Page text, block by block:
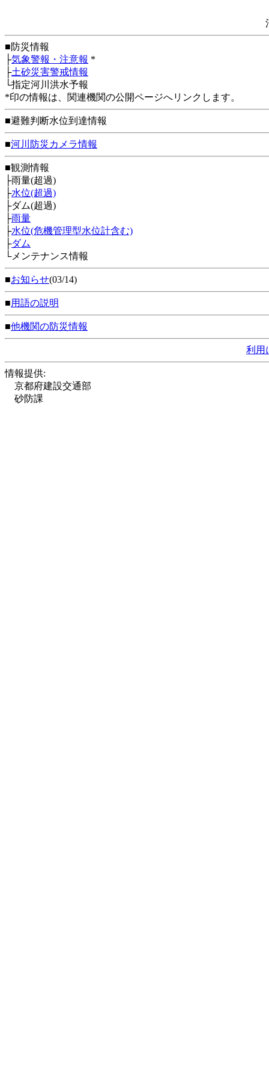
■防災情報
├気象警報・注意報 *
├土砂災害警戒情報
└指定河川洪水予報
*印の情報は、関連機関の公開ページへリンクします。
■避難判断水位到達情報
■河川防災カメラ情報
■観測情報
├雨量(超過)
├水位(超過)
├ダム(超過)
├雨量
├水位(危機管理型水位計含む)
├ダム
└メンテナンス情報
■お知らせ(03/14)
■用語の説明
■他機関の防災情報
利用
情報提供:
京都府建設交通部
砂防課